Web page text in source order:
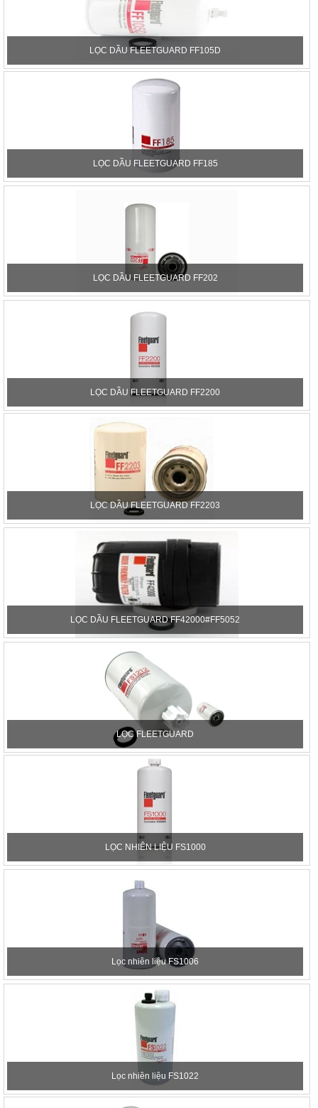
LỌC DẦU FLEETGUARD FF105D
LỌC DẦU FLEETGUARD FF185
LỌC DẦU FLEETGUARD FF202
LỌC DẦU FLEETGUARD FF2200
LỌC DẦU FLEETGUARD FF2203
LỌC DẦU FLEETGUARD FF42000#FF5052
LỌC FLEETGUARD
LỌC NHIÊN LIỆU FS1000
Lọc nhiên liệu FS1006
Lọc nhiên liệu FS1022